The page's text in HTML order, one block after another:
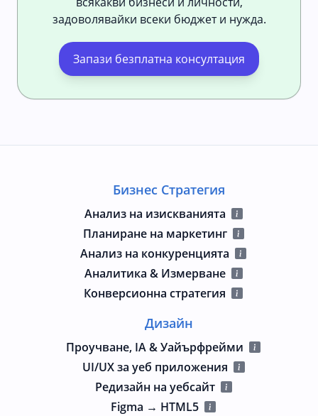
задоволявайки всеки бюджет и нужда.
Запази безплатна консултация
Бизнес Стратегия
Анализ на изискванията
Планиране на маркетинг
Анализ на конкуренцията
Аналитика & Измерване
Конверсионна стратегия
Дизайн
Проучване, IA & Уайърфрейми
UI/UX за уеб приложения
Редизайн на уебсайт
Figma → HTML5